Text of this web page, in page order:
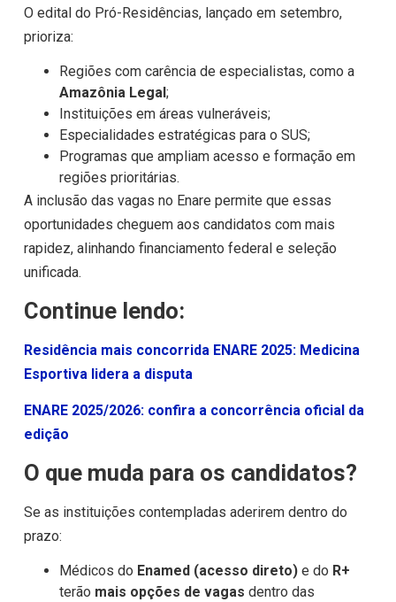
O edital do Pró-Residências, lançado em setembro,
prioriza:
Regiões com carência de especialistas, como a
Amazônia Legal ;
Instituições em áreas vulneráveis;
Especialidades estratégicas para o SUS;
Programas que ampliam acesso e formação em
regiões prioritárias.
A inclusão das vagas no Enare permite que essas
oportunidades cheguem aos candidatos com mais
rapidez, alinhando financiamento federal e seleção
unificada.
Continue lendo:
Residência mais concorrida ENARE 2025: Medicina
Esportiva lidera a disputa
ENARE 2025/2026: confira a concorrência oficial da
edição
O que muda para os candidatos?
Se as instituições contempladas aderirem dentro do
prazo:
Médicos do Enamed (acesso direto)e do R+
terão mais opções de vagas dentro das